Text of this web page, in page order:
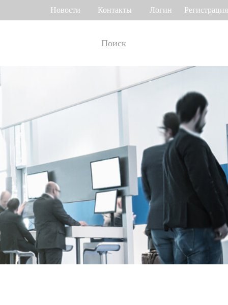
Новости Контакты Логин Регистрация
рабочего
венам ладони
геометрии лица
отпечатку пальца
Управление доступом
Контроллеры доступа
Терминалы доступа
Больше>>
багажа и
Решение для контроля доступа Ellington Residential (U.A.E)
Больше использований